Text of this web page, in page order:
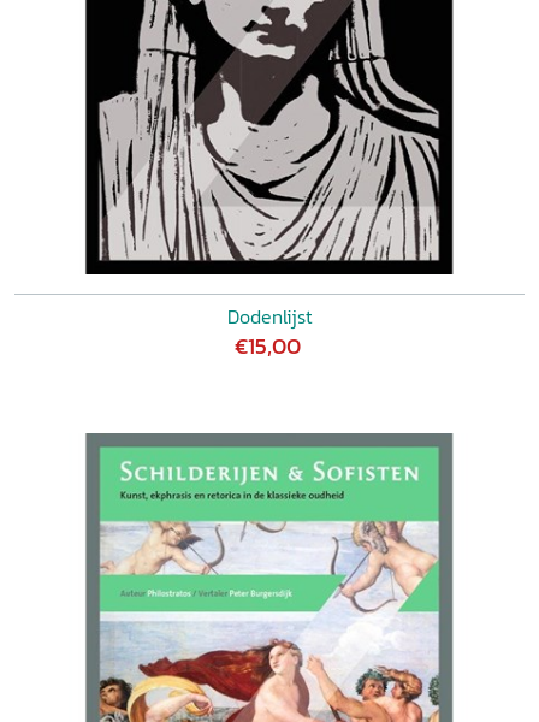
Dodenlijst
€15,00